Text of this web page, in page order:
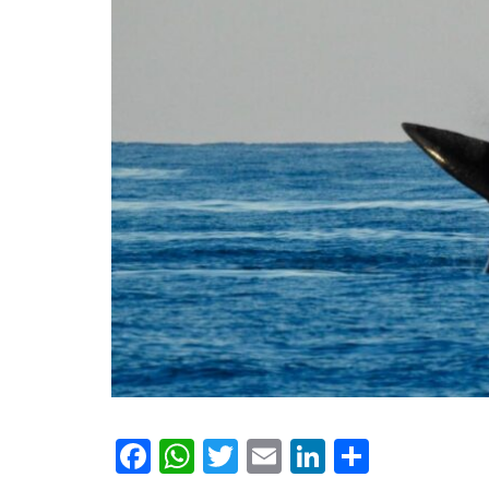
Facebook
WhatsApp
Twitter
EmailLinkedIn